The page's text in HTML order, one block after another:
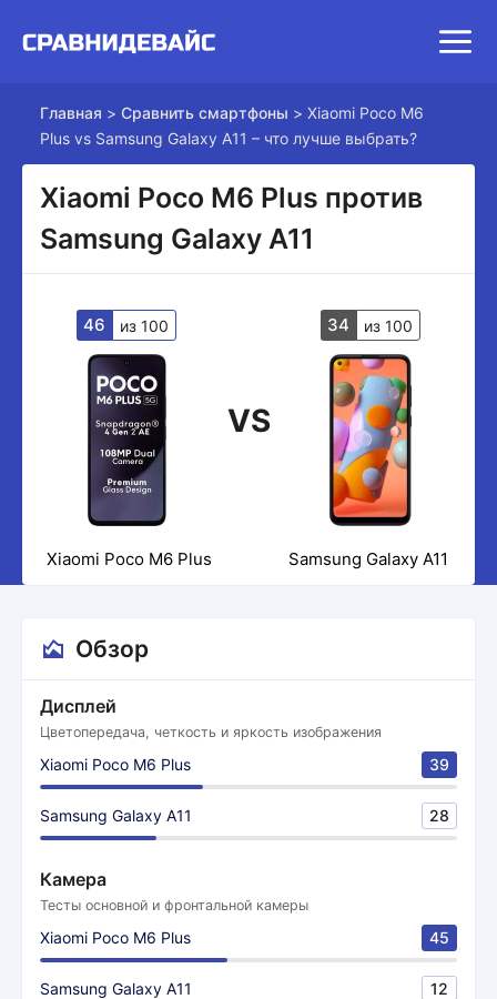
Главная > Сравнить смартфоны > Xiaomi Poco M6
Plus vs Samsung Galaxy A11 – что лучше выбрать?
Xiaomi Poco M6 Plus против
Samsung Galaxy A11
46 из 100
VS
34 из 100
Xiaomi Poco M6 Plus Samsung Galaxy A11
Обзор
Дисплей
Цветопередача, четкость и яркость изображения
Xiaomi Poco M6 Plus 39
Samsung Galaxy A11 28
Камера
Тесты основной и фронтальной камеры
Xiaomi Poco M6 Plus 45
Samsung Galaxy A11 12